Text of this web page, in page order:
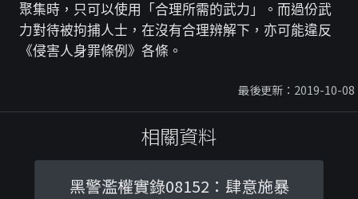
聚集時，只可以使用「合理所需的武力」。而過份武
力對待被拘捕人士，在沒有合理辨解下，亦可能違反
《侵害人身罪條例》各條。
最後更新：2019-10-08
相關資料
黑警濫權實錄08152：肆意施暴